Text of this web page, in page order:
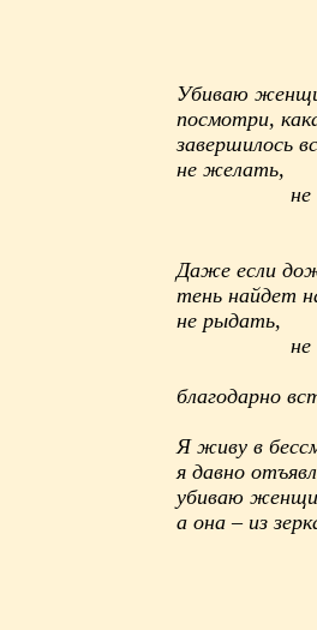
Убиваю
посмотри,
завершилось
не желать,
не
Даже если
тень найдет
не рыдать,
не
благодарно
Я живу в
я давно
убиваю
а она – из